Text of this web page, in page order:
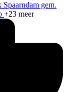
Spaarndam gem.
+23 meer